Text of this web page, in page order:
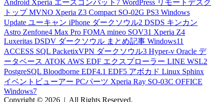
Android Xperia エースコンバット7 WordPress リモートデスク
トップMVNO Xperia Z3 Compact SO-02G PS3 Windows
Update ユーキャン iPhone ダークソウル2 DSDS キンカン
Astro Zenfone4 Max Pro FOMA mineo SOV31 Xperia Z4
Luxeritas DSDV ダークソウル まとめ記事 Windows11
ACCESS SQL PacketixVPN ダークソウル3 Hyper-v Oracle デ
ータベース ATOK AWS EDF エクスプローラー LINE WSL2
PostgreSQL Bloodborne EDF4.1 EDF5 アボカド Linux Sphinx
イベントビューアー PCパーツ Xperia Ray SO-03C OFFICE
Windows7
Copyright © 2026 | All Rights Reserved.